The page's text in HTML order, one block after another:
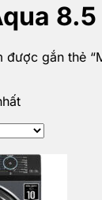
8.5
được gắn thẻ